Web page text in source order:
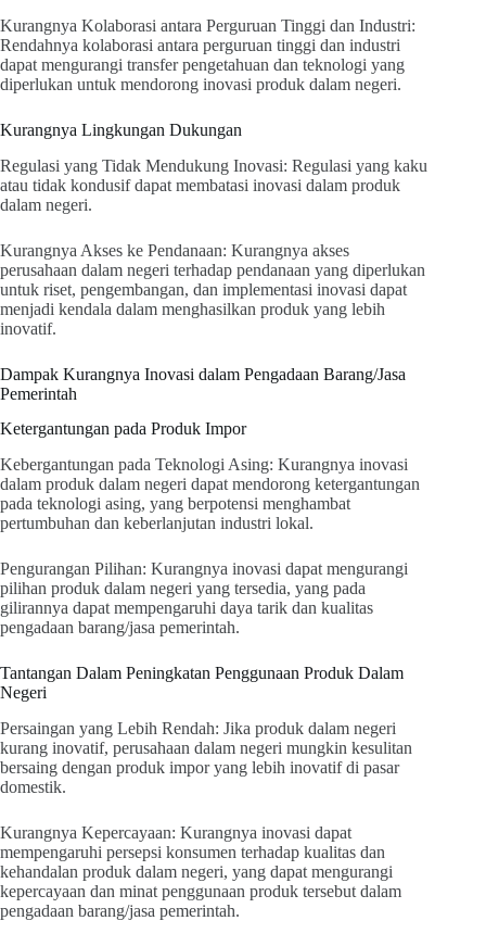
Kurangnya Kolaborasi antara Perguruan Tinggi dan Industri:
Rendahnya kolaborasi antara perguruan tinggi dan industri
dapat mengurangi transfer pengetahuan dan teknologi yang
diperlukan untuk mendorong inovasi produk dalam negeri.
Kurangnya Lingkungan Dukungan
Regulasi yang Tidak Mendukung Inovasi: Regulasi yang kaku
atau tidak kondusif dapat membatasi inovasi dalam produk
dalam negeri.
Kurangnya Akses ke Pendanaan: Kurangnya akses
perusahaan dalam negeri terhadap pendanaan yang diperlukan
untuk riset, pengembangan, dan implementasi inovasi dapat
menjadi kendala dalam menghasilkan produk yang lebih
inovatif.
Dampak Kurangnya Inovasi dalam Pengadaan Barang/Jasa
Pemerintah
Ketergantungan pada Produk Impor
Kebergantungan pada Teknologi Asing: Kurangnya inovasi
dalam produk dalam negeri dapat mendorong ketergantungan
pada teknologi asing, yang berpotensi menghambat
pertumbuhan dan keberlanjutan industri lokal.
Pengurangan Pilihan: Kurangnya inovasi dapat mengurangi
pilihan produk dalam negeri yang tersedia, yang pada
gilirannya dapat mempengaruhi daya tarik dan kualitas
pengadaan barang/jasa pemerintah.
Tantangan Dalam Peningkatan Penggunaan Produk Dalam
Negeri
Persaingan yang Lebih Rendah: Jika produk dalam negeri
kurang inovatif, perusahaan dalam negeri mungkin kesulitan
bersaing dengan produk impor yang lebih inovatif di pasar
domestik.
Kurangnya Kepercayaan: Kurangnya inovasi dapat
mempengaruhi persepsi konsumen terhadap kualitas dan
kehandalan produk dalam negeri, yang dapat mengurangi
kepercayaan dan minat penggunaan produk tersebut dalam
pengadaan barang/jasa pemerintah.